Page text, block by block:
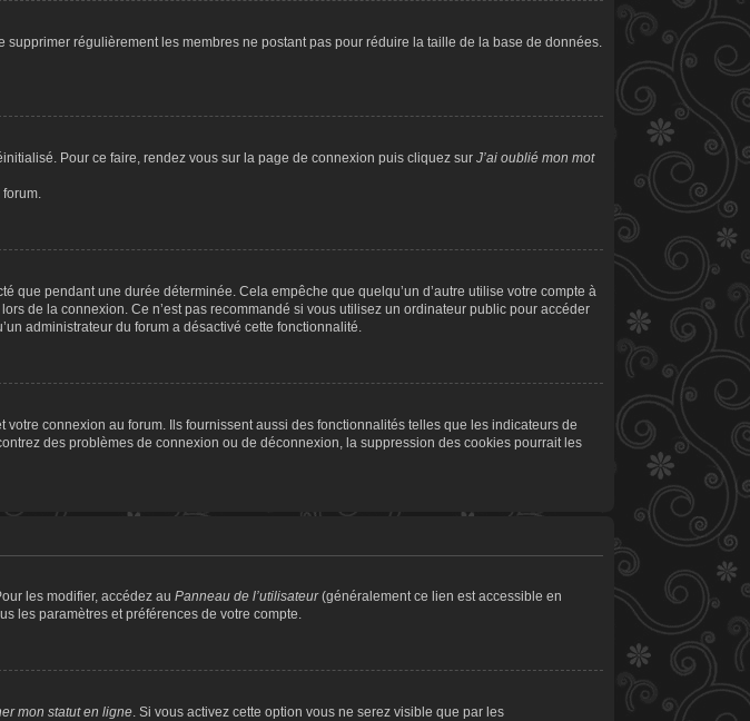
supprimer régulièrement les membres ne postant pas pour réduire la taille de la base de données.
Pour ce faire, rendez vous sur la page de connexion puis cliquez sur J’ai oublié mon mot
que pendant une durée déterminée. Cela empêche que quelqu’un d’autre utilise votre compte à
lors de la connexion. Ce n’est pas recommandé si vous utilisez un ordinateur public pour accéder
administrateur du forum a désactivé cette fonctionnalité.
connexion au forum. Ils fournissent aussi des fonctionnalités telles que les indicateurs de
des problèmes de connexion ou de déconnexion, la suppression des cookies pourrait les
les modifier, accédez au Panneau de l’utilisateur(généralement ce lien est accessible en
les paramètres et préférences de votre compte.
mon statut en ligne. Si vous activez cette option vous ne serez visible que par les